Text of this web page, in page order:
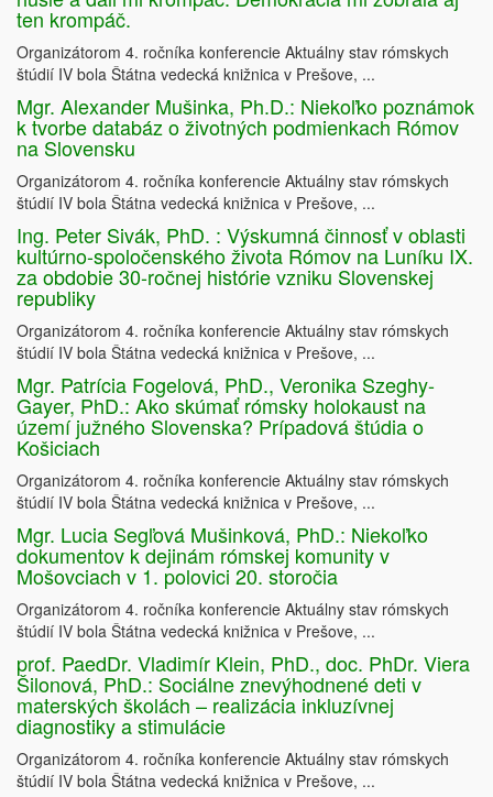
ten krompáč.
Organizátorom 4. ročníka konferencie Aktuálny stav rómskych
štúdií IV bola Štátna vedecká knižnica v Prešove, ...
Mgr. Alexander Mušinka, Ph.D.: Niekoľko poznámok
k tvorbe databáz o životných podmienkach Rómov
na Slovensku
Organizátorom 4. ročníka konferencie Aktuálny stav rómskych
štúdií IV bola Štátna vedecká knižnica v Prešove, ...
Ing. Peter Sivák, PhD. : Výskumná činnosť v oblasti
kultúrno-spoločenského života Rómov na Luníku IX.
za obdobie 30-ročnej histórie vzniku Slovenskej
republiky
Organizátorom 4. ročníka konferencie Aktuálny stav rómskych
štúdií IV bola Štátna vedecká knižnica v Prešove, ...
Mgr. Patrícia Fogelová, PhD., Veronika Szeghy-
Gayer, PhD.: Ako skúmať rómsky holokaust na
území južného Slovenska? Prípadová štúdia o
Košiciach
Organizátorom 4. ročníka konferencie Aktuálny stav rómskych
štúdií IV bola Štátna vedecká knižnica v Prešove, ...
Mgr. Lucia Segľová Mušinková, PhD.: Niekoľko
dokumentov k dejinám rómskej komunity v
Mošovciach v 1. polovici 20. storočia
Organizátorom 4. ročníka konferencie Aktuálny stav rómskych
štúdií IV bola Štátna vedecká knižnica v Prešove, ...
prof. PaedDr. Vladimír Klein, PhD., doc. PhDr. Viera
Šilonová, PhD.: Sociálne znevýhodnené deti v
materských školách – realizácia inkluzívnej
diagnostiky a stimulácie
Organizátorom 4. ročníka konferencie Aktuálny stav rómskych
štúdií IV bola Štátna vedecká knižnica v Prešove, ...